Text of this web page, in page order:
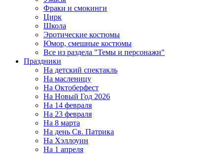
Фраки и смокинги
Цирк
Школа
Эротические костюмы
Юмор, смешные костюмы
Все из раздела "Темы и персонажи"
Праздники
На детский спектакль
На масленицу
На Октоберфест
На Новый Год 2026
На 14 февраля
На 23 февраля
На 8 марта
На день Св. Патрика
На Хэллоуин
На 1 апреля